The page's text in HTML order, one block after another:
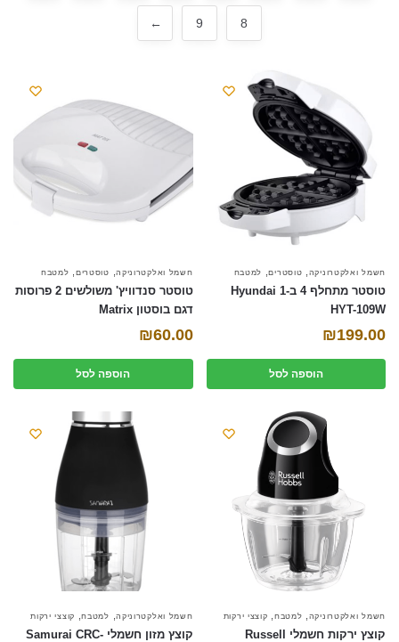
8
9
←
חשמל ואלקטרוניקה , טוסטרים, למטבח
טוסטר מתחלף 4 ב-1 Hyundai
HYT-109W
₪199.00
הוספה לסל
חשמל ואלקטרוניקה, טוסטרים , למטבח
טוסטר סנדוויץ' משולשים 2 פרוסות
דגם בוסטון Matrix
₪60.00
הוספה לסל
חשמל ואלקטרוניקה למטבח קוצצי ירקות
קוצץ ירקות חשמלי Russell
חשמל ואלקטרוניקה, למטבח, קוצצי ירקות
קוצץ מזון חשמלי Samurai CRC-
השאר פידבק
תצהיר נגישות